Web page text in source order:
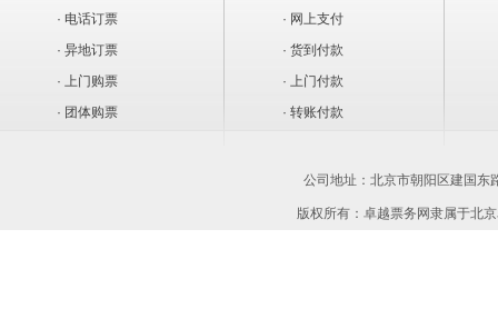
· 电话订票
· 异地订票
· 上门购票
· 团体购票
· 网上支付
· 货到付款
· 上门付款
· 转账付款
公司地址： 北京市朝阳区建国
版权所有：卓越票务网隶属于北